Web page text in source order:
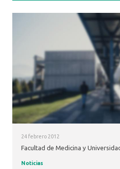
24 febrero 2012
Facultad de Medicina y
Noticias